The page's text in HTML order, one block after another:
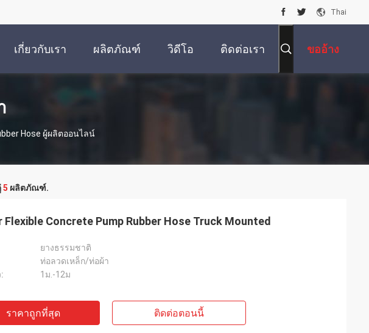
Thai
เกี่ยวกับเรา ผลิตภัณฑ์ วิดีโอ ติดต่อเรา ขออ้าง
Hose ผู้ผลิตออนไลน์
5 ผลิตภัณฑ์.
Flexible Concrete Pump Rubber Hose Truck Mounted
ยางธรรมชาติ
ท่อลวดเหล็ก/ท่อผ้า
1ม.-12ม
ราคาถูกที่สุด ติดต่อตอนนี้